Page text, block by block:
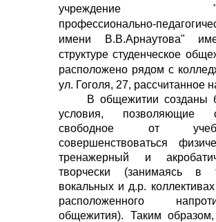
учреждение
профессионально-
имени В.В.Арнаутова"
структуре студенческое
расположено рядом с
ул. Гоголя, 27, рассчитанное
В общежитии созданы
условия, позволяющие
свободное от
совершенствоваться
тренажерный и
творчески (занимаясь в
вокальных и д.р.
расположенного
общежития). Таким